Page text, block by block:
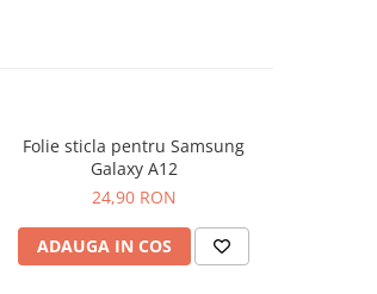
Folie sticla pentru Samsung
Galaxy A12
24,90 RON
ADAUGA IN COS